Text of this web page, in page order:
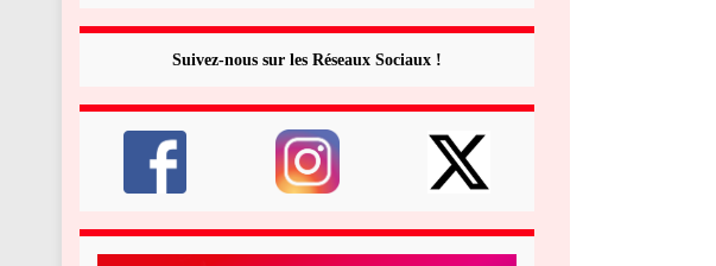
Suivez-nous sur les Réseaux Sociaux !